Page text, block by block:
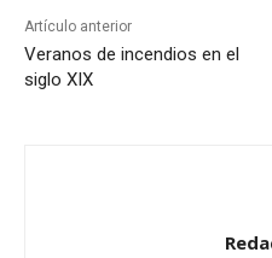
Artículo anterior
Veranos de incendios en el
siglo XIX